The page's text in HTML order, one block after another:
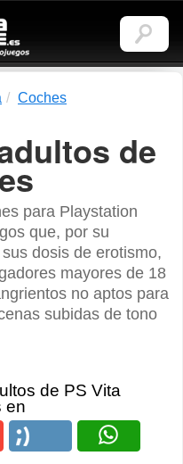
Coches
de
para Playstation
que, por su
dosis de erotismo,
mayores de 18
no aptos para
subidas de tono
de PS Vita
en